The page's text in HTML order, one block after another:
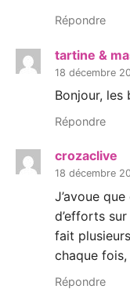
Répondre
tartine &
18 décembre
Bonjour, les
Répondre
crozaclive
18 décembre
J’avoue
d’efforts
fait
chaque
Répondre